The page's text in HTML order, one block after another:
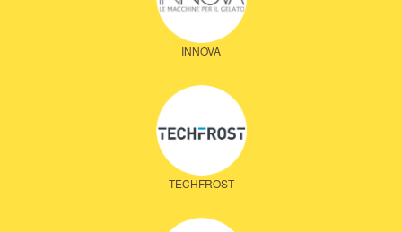
INNOVA
TECHFROST